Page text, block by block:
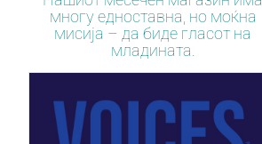
многу едноставна, но моќна
мисија – да биде гласот на
младината.